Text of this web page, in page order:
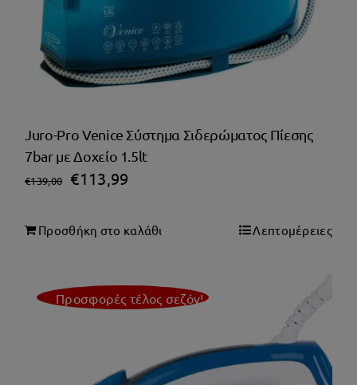
Juro-Pro Venice Σύστημα Σιδερώματος Πίεσης
7bar με Δοχείο 1.5lt
€139,00
Original
was:
€113,99
τιμή
€113,99.
Προσθήκη στο καλάθι Λεπτομέρειες
Προσφορές τέλος σεζόν!